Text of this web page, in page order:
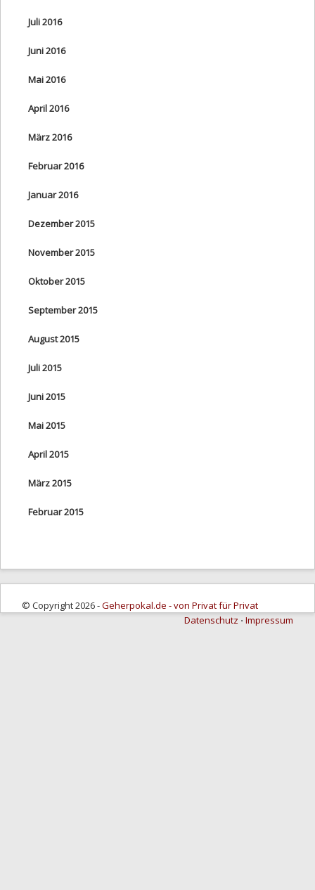
Juli 2016
Juni 2016
Mai 2016
April 2016
März 2016
Februar 2016
Januar 2016
Dezember 2015
November 2015
Oktober 2015
September 2015
August 2015
Juli 2015
Juni 2015
Mai 2015
April 2015
März 2015
Februar 2015
© Copyright 2026 -Geherpokal.de - von Privat für Privat
Datenschutz ⋅ Impressum